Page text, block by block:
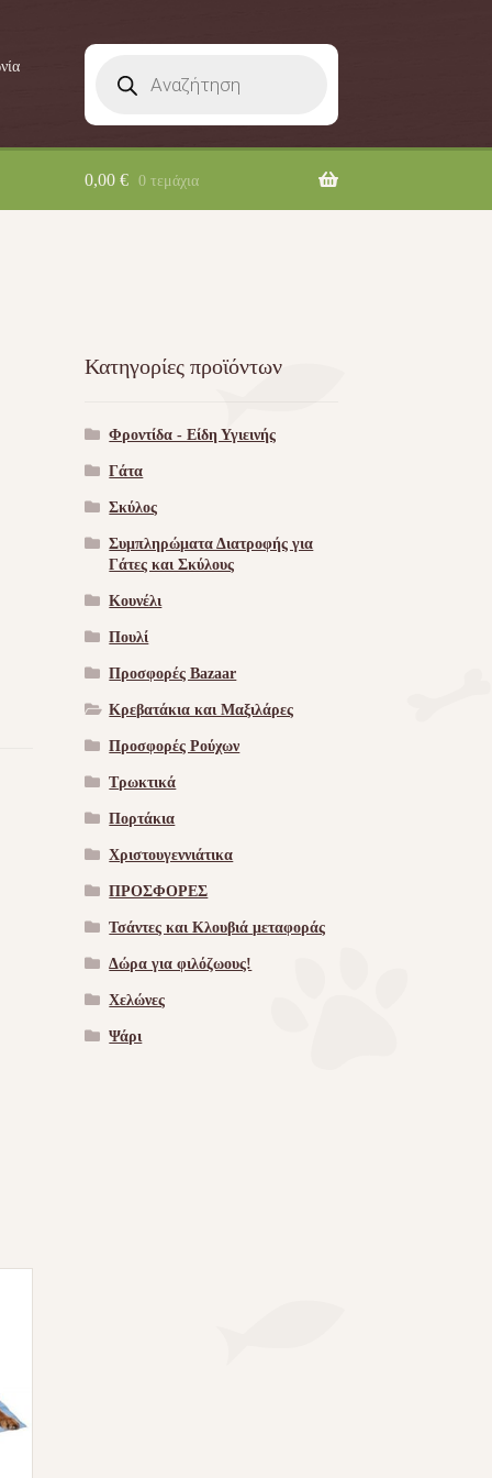
search
0,00 € 0 τεμάχια
Κατηγορίες προϊόντων
Φροντίδα - Είδη Υγιεινής
Γάτα
Σκύλος
Συμπληρώματα Διατροφής για
Γάτες και Σκύλους
Κουνέλι
Πουλί
Προσφορές Bazaar
Κρεβατάκια και Μαξιλάρες
Προσφορές Ρούχων
Τρωκτικά
Πορτάκια
Χριστουγεννιάτικα
ΠΡΟΣΦΟΡΕΣ
Τσάντες και Κλουβιά μεταφοράς
Δώρα για φιλόζωους!
Χελώνες
Ψάρι